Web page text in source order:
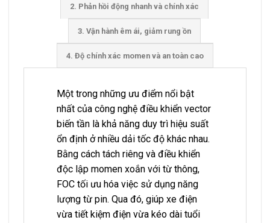
2. Phản hồi động nhanh và chính xác
3. Vận hành êm ái, giảm rung ồn
4. Độ chính xác momen và an toàn cao
Một trong những ưu điểm nổi bật
nhất của công nghệ điều khiển vector
biến tần là khả năng duy trì hiệu suất
ổn định ở nhiều dải tốc độ khác nhau.
Bằng cách tách riêng và điều khiển
độc lập momen xoắn với từ thông,
FOC tối ưu hóa việc sử dụng năng
lượng từ pin. Qua đó, giúp xe điện
vừa tiết kiệm điện vừa kéo dài tuổi